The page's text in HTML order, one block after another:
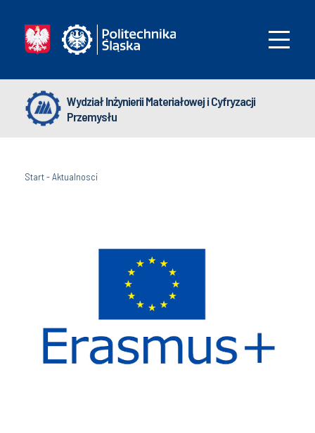
Wydział Inżynierii Materiałowej i Cyfryzacji
Przemysłu
Start-Aktualnosci